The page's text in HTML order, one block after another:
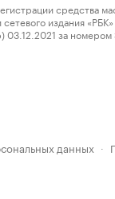
средства
издания
03.12.2021 за
данных ·